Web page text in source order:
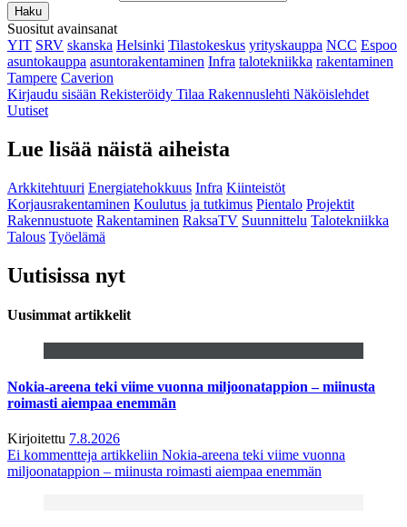
Haku
Suositut avainsanat
YIT SRV skanska Helsinki Tilastokeskus yrityskauppa NCC Espoo
asuntokauppa asuntorakentaminen Infra talotekniikka rakentaminen
Tampere Caverion
Kirjaudu sisään Rekisteröidy Tilaa Rakennuslehti Näköislehdet
Uutiset
Lue lisää näistä aiheista
Arkkitehtuuri Energiatehokkuus Infra Kiinteistöt
Korjausrakentaminen Koulutus ja tutkimus Pientalo Projektit
Rakennustuote Rakentaminen RaksaTV Suunnittelu Talotekniikka
Talous Työelämä
Uutisissa nyt
Uusimmat artikkelit
Nokia-areena teki viime vuonna miljoonatappion – miinusta
roimasti aiempaa enemmän
Kirjoitettu 7.8.2026
Ei kommentteja artikkeliin Nokia-areena teki viime vuonna
miljoonatappion – miinusta roimasti aiempaa enemmän